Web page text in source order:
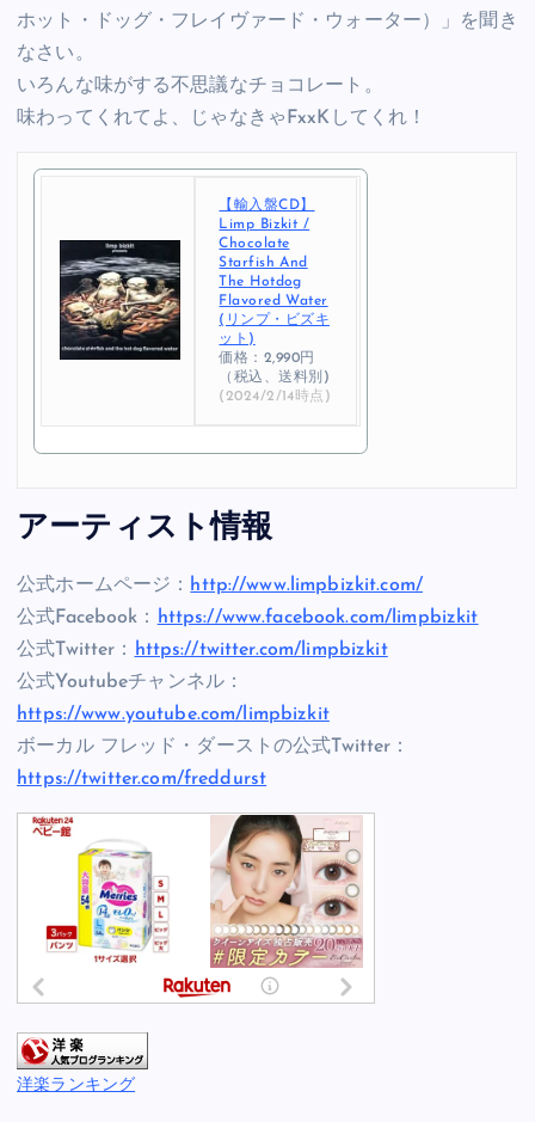
ホット・ドッグ・フレイヴァード・ウォーター）」を聞き
なさい。
いろんな味がする不思議なチョコレート。
味わってくれてよ、じゃなきゃFxxKしてくれ！
【輸入盤CD】
Limp Bizkit /
Chocolate
Starfish And
The Hotdog
Flavored Water
(リンプ・ビズキ
ット)
価格：2,990円
（税込、送料別)
(2024/2/14時点)
アーティスト情報
公式ホームページ： http://www.limpbizkit.com/
公式Facebook：
https://www.facebook.com/limpbizkit
公式Twitter：
https://twitter.com/limpbizkit
公式Youtubeチャンネル：
https://www.youtube.com/limpbizkit
ボーカル フレッド・ダーストの公式Twitter：
https://twitter.com/freddurst
洋楽ランキング